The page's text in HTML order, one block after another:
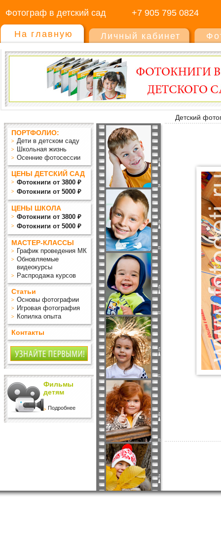
Фотограф в детский сад +7 905 795 0824
На главную Личный кабинет
Детский
ПОРТФОЛИО:
Дети в детском саду
Школьная жизнь
Осенние фотосессии
ЦЕНЫ ДЕТСКИЙ САД
Фотокниги от 3800 ₽
Фотокниги от 5000 ₽
ЦЕНЫ ШКОЛА
Фотокниги от 3800 ₽
Фотокниги от 5000 ₽
МАСТЕР-КЛАССЫ
График проведения МК
Обновляемые
видеокурсы
Распродажа курсов
Статьи
Основы фотографии
Игровая фотография
Копилка опыта
Контакты
Фильмы
детям
Подробнее